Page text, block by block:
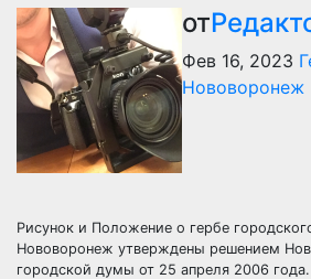
от
Фев 16, 2023
Нововоронеж
Рисунок и Положение о гербе
Нововоронеж утверждены решением
городской думы от 25 апреля 2006 года.